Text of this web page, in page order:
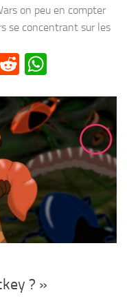
on peu en compter
se concentrant sur les
Reddit
? »